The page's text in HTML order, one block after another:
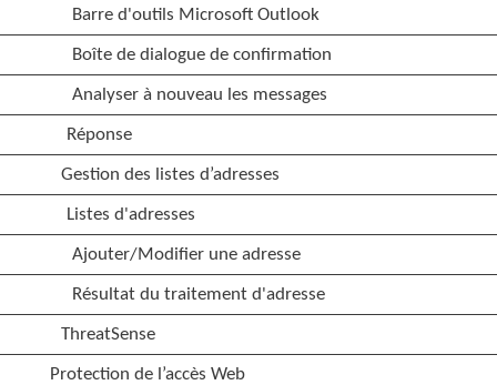
Barre d'outils Microsoft Outlook
Boîte de dialogue de confirmation
Analyser à nouveau les messages
Réponse
Gestion des listes d’adresses
Listes d'adresses
Ajouter/Modifier une adresse
Résultat du traitement d'adresse
ThreatSense
Protection de l’accès Web